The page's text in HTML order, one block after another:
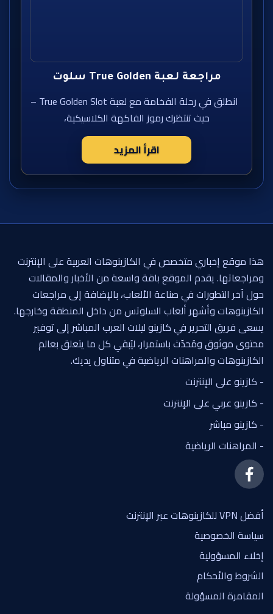
مراجعة لعبة True Golden سلوت
انطلق في رحلة الفخامة مع لعبة True Golden Slot –
حيث تنتظرك رموز الفاكهة الكلاسيكية،
اقرأ المزيد
هذا موقع إخباري متخصص في الكازينوهات العربية على الإنترنت
ومراجعاتها. يقدم الموقع باقة واسعة من الأخبار والمقالات
حول آخر التطورات في صناعة الألعاب، بالإضافة إلى مراجعات
الكازينوهات وأشهر ألعاب السلوتس من داخل المنطقة وخارجها.
يسعى فريق التحرير في كازينو ليلات العرب المباشر إلى توفير
محتوى موثوق ومُحدّث باستمرار، ليُبقي كل ما يتعلق بعالم
الكازينوهات والمراهنات الرياضية في متناول يديك.
- كازينو على الإنترنت
- كازينو عربي على الإنترنت
- كازينو مباشر
- المراهنات الرياضية
أفضل VPN للكازينوهات عبر الإنترنت
سياسة الخصوصية
إخلاء المسؤولية
الشروط والأحكام
المقامرة المسؤولة